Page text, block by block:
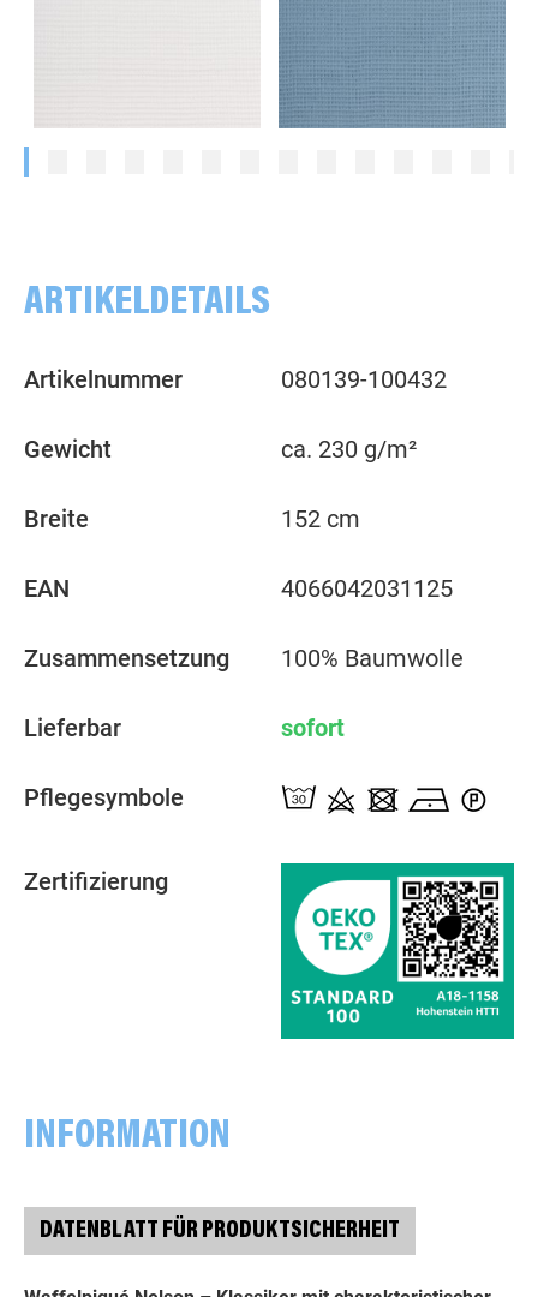
ARTIKELDETAILS
Artikelnummer 080139-100432
Gewicht ca. 230 g/m²
Breite 152 cm
EAN 4066042031125
Zusammensetzung 100% Baumwolle
Lieferbar sofort
Pflegesymbole
Zertifizierung
INFORMATION
DATENBLATT FÜR PRODUKTSICHERHEIT